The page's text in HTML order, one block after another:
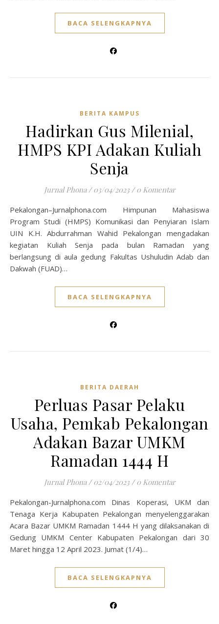
BACA SELENGKAPNYA
BERITA KAMPUS
Hadirkan Gus Milenial,
HMPS KPI Adakan Kuliah
Senja
Jurnal Phona / 03/04/2023 / 0 Komentar
Pekalongan–Jurnalphona.com Himpunan Mahasiswa
Program Studi (HMPS) Komunikasi dan Penyiaran Islam
UIN K.H. Abdurrahman Wahid Pekalongan mengadakan
kegiatan Kuliah Senja pada bulan Ramadan yang
berlangsung di aula gedung Fakultas Ushuludin Adab dan
Dakwah (FUAD)…
BACA SELENGKAPNYA
BERITA DAERAH
Perluas Pasar Pelaku
Usaha, Pemkab Pekalongan
Adakan Bazar UMKM
Ramadan 1444 H
Jurnal Phona / 02/04/2023 / 0 Komentar
Pekalongan-Jurnalphona.com Dinas Koperasi, UKM dan
Tenaga Kerja Kabupaten Pekalongan menyelenggarakan
Acara Bazar UMKM Ramadan 1444 H yang dilaksanakan di
Gedung UMKM Center Kabupaten Pekalongan dari 30
Maret hingga 12 April 2023. Jumat (1/4)…
BACA SELENGKAPNYA